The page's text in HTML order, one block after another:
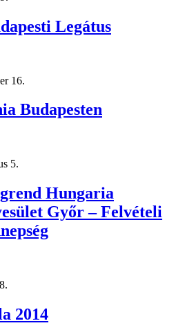
Legátus
16.
Budapesten
5.
Hungaria
Győr – Felvételi
2014